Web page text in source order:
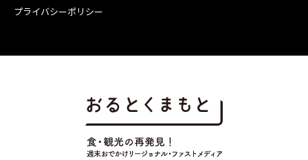
プライバシーポリシー